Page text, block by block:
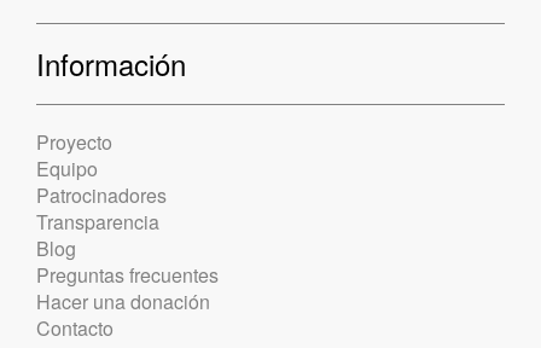
Información
Proyecto
Equipo
Patrocinadores
Transparencia
Blog
Preguntas frecuentes
Hacer una donación
Contacto